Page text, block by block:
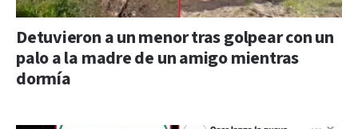
Detuvieron a un menor tras golpear con un
palo a la madre de un amigo mientras
dormía